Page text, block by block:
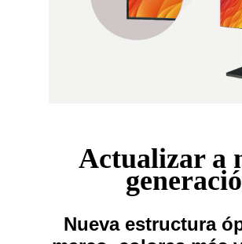
Actualizar a
Nueva estructura